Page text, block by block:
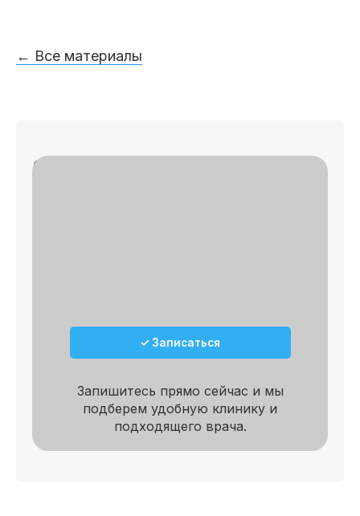
← Все материалы
Записаться на приём
✓ Записаться
Запишитесь прямо сейчас и мы
подберем удобную клинику и
подходящего врача.